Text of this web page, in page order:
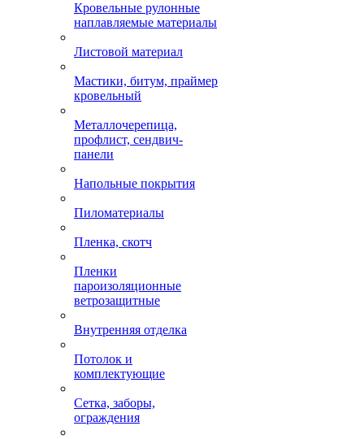
Кровельные рулонные
наплавляемые материалы
Листовой материал
Мастики, битум, праймер
кровельный
Металлочерепица,
профлист, сендвич-
панели
Напольные покрытия
Пиломатериалы
Пленка, скотч
Пленки
пароизоляционные
ветрозащитные
Внутренняя отделка
Потолок и
комплектующие
Сетка, заборы,
ограждения